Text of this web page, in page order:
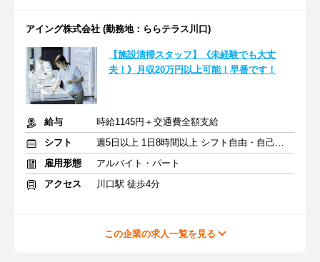
アイング株式会社 (勤務地：ららテラス川口)
【施設清掃スタッフ】《未経験でも大丈
夫！》月収20万円以上可能！早番です！
給与
時給1145円＋交通費全額支給
シフト
週5日以上 1日8時間以上 シフト自由・自己申告
雇用形態
アルバイト・パート
アクセス
川口駅 徒歩4分
この企業の求人一覧を見る